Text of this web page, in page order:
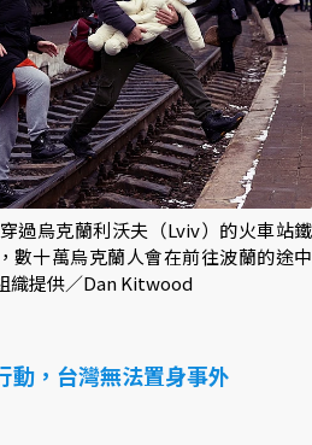
過烏克蘭利沃夫（Lviv）的火車站鐵
數十萬烏克蘭人會在前往波蘭的途中
織提供／Dan Kitwood
，台灣無法置身事外